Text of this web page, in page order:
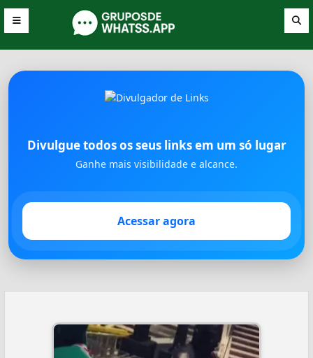
Divulgue todos os seus links em um só lugar
Ganhe mais visibilidade e alcance.
Acessar agora